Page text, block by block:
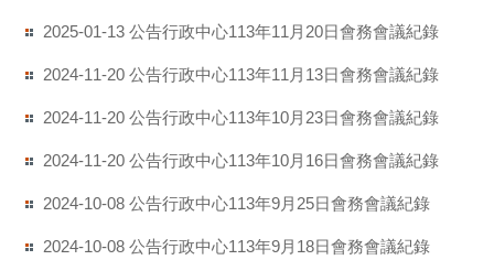
2025-01-13公告行政中心113年11月20日會務會議紀錄
2024-11-20公告行政中心113年11月13日會務會議紀錄
2024-11-20公告行政中心113年10月23日會務會議紀錄
2024-11-20公告行政中心113年10月16日會務會議紀錄
2024-10-08公告行政中心113年9月25日會務會議紀錄
2024-10-08公告行政中心113年9月18日會務會議紀錄